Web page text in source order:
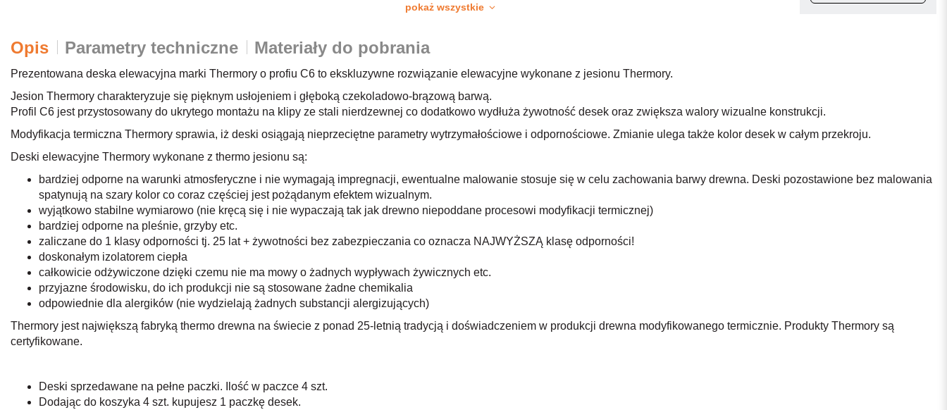
pokaż wszystkie
Opis Parametry techniczne Materiały do pobrania
Prezentowana deska elewacyjna marki Thermory o profiu C6 to ekskluzywne rozwiązanie elewacyjne wykonane z jesionu Thermory.
Jesion Thermory charakteryzuje się pięknym usłojeniem i głęboką czekoladowo-brązową barwą.
Profil C6 jest przystosowany do ukrytego montażu na klipy ze stali nierdzewnej co dodatkowo wydłuża żywotność desek oraz zwiększa walory wizualne konstrukcji.
Modyfikacja termiczna Thermory sprawia, iż deski osiągają nieprzeciętne parametry wytrzymałościowe i odpornościowe. Zmianie ulega także kolor desek w całym przekroju.
Deski elewacyjne Thermory wykonane z thermo jesionu są:
bardziej odporne na warunki atmosferyczne i nie wymagają impregnacji, ewentualne malowanie stosuje się w celu zachowania barwy drewna. Deski pozostawione bez malowania
spatynują na szary kolor co coraz częściej jest pożądanym efektem wizualnym.
wyjątkowo stabilne wymiarowo (nie kręcą się i nie wypaczają tak jak drewno niepoddane procesowi modyfikacji termicznej)
bardziej odporne na pleśnie, grzyby etc.
zaliczane do 1 klasy odporności tj. 25 lat + żywotności bez zabezpieczania co oznacza NAJWYŻSZĄ klasę odporności!
doskonałym izolatorem ciepła
całkowicie odżywiczone dzięki czemu nie ma mowy o żadnych wypływach żywicznych etc.
przyjazne środowisku, do ich produkcji nie są stosowane żadne chemikalia
odpowiednie dla alergików (nie wydzielają żadnych substancji alergizujących)
Thermory jest największą fabryką thermo drewna na świecie z ponad 25-letnią tradycją i doświadczeniem w produkcji drewna modyfikowanego termicznie. Produkty Thermory są
certyfikowane.
Deski sprzedawane na pełne paczki. Ilość w paczce 4 szt.
Dodając do koszyka 4 szt. kupujesz 1 paczkę desek.